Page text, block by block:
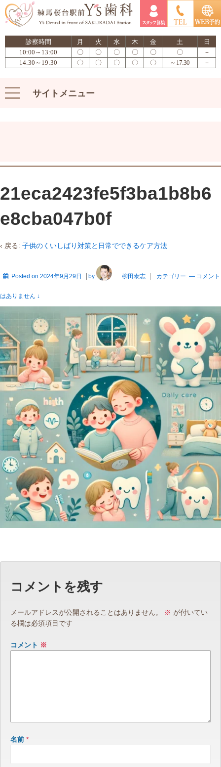
診察時間 月 火 水 木 金 土
日
10:00～13:00
〇 〇 〇 〇 〇 〇
－
14:30～19:30
〇 〇 〇 〇 〇 ～17:30 －
サイトメニュー
21eca2423fe5f3ba1b8b6
e8cba047b0f
‹ 戻る: 子供のくいしばり対策と日常でできるケア方法
Posted on 2024年9月29日 by 柳田泰志 カテゴリー: — コメント
はありません ↓
コメントを残す
メールアドレスが公開されることはありません。 ※ が付いてい
る欄は必須項目です
コメント ※
名前 *